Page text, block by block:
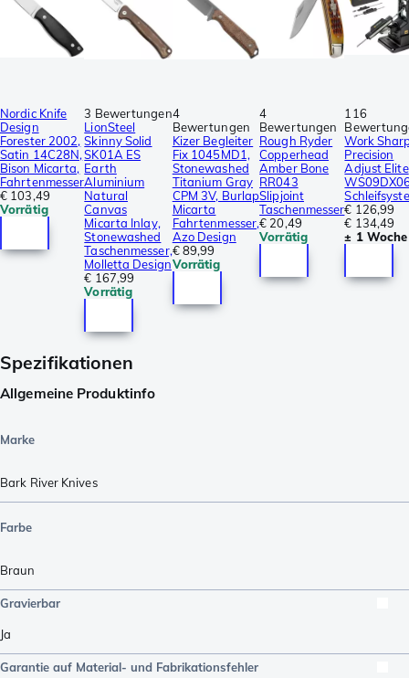
Nordic Knife
Design
Forester 2002,
Satin 14C28N,
Bison Micarta,
Fahrtenmesser
€ 103,49
Vorrätig
3 Bewertungen
LionSteel
Skinny Solid
SK01A ES
Earth
Aluminium
Natural
Canvas
Micarta Inlay,
Stonewashed
Taschenmesser,
Molletta Design
€ 167,99
Vorrätig
4
Bewertungen
Kizer Begleiter
Fix 1045MD1,
Stonewashed
Titanium Gray
CPM 3V, Burlap
Micarta
Fahrtenmesser,
Azo Design
€ 89,99
Vorrätig
4
Bewertungen
Rough Ryder
Copperhead
Amber Bone
RR043
Slipjoint
Taschenmesser
€ 20,49
Vorrätig
116
Work
Precision
Adjust Elite
€ 126,99
€ 134,49
± 1 Woche
Spezifikationen
Allgemeine Produktinfo
Marke
Bark River Knives
Farbe
Braun
Gravierbar
Ja
Garantie auf Material- und Fabrikationsfehler